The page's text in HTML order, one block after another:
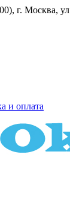
г. Москва,
и оплата